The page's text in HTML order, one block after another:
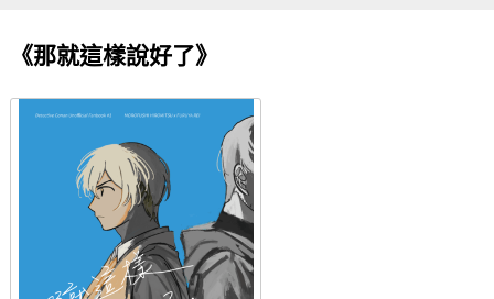
會員功能選單
註冊會員
登入
《那就這樣說好了》